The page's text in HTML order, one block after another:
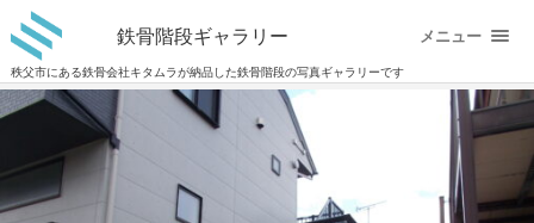
鉄骨階段ギャラリー
秩父市にある鉄骨会社キタムラが納品した鉄骨階段の写真ギャラリーです
メニュー